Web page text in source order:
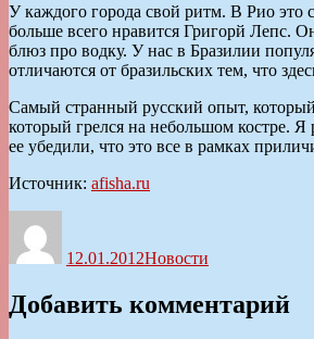
У каждого города свой ритм. В Рио это
больше всего нравится Григорй Лепс.
блюз про водку. У нас в Бразилии
отличаются от бразильских тем, что
Самый странный русский опыт,
который грелся на небольшом костре. Я
ее убедили, что это все в рамках
Источник: afisha.ru
12.01.2012Новости
Добавить комментарий